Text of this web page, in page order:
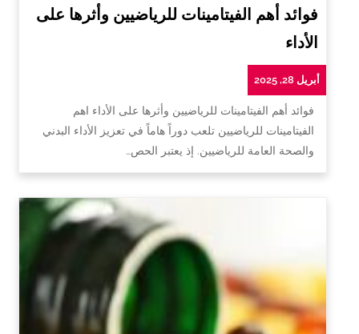
فوائد أهم الفيتامينات للرياضيين وأثرها على
الأداء
أبريل 28, 2025
فوائد أهم الفيتامينات للرياضيين وأثرها على الأداء اهم
الفيتامينات للرياضيين تلعب دوراً هاماً في تعزيز الأداء البدني
والصحة العامة للرياضيين. إذ يعتبر الحص…